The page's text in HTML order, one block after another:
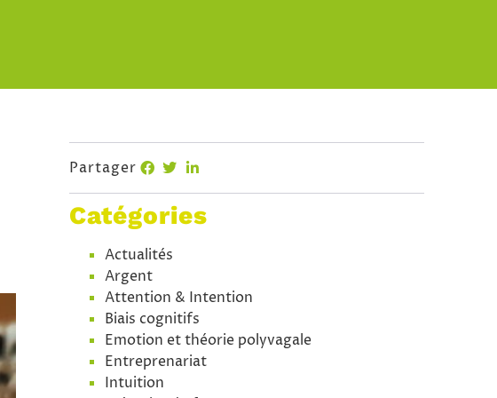
Partager
Catégories
Actualités
Argent
Attention & Intention
Biais cognitifs
Emotion et théorie polyvagale
Entreprenariat
Intuition